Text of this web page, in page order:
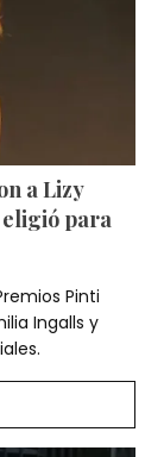
a Lizy
para
Pinti
Ingalls y